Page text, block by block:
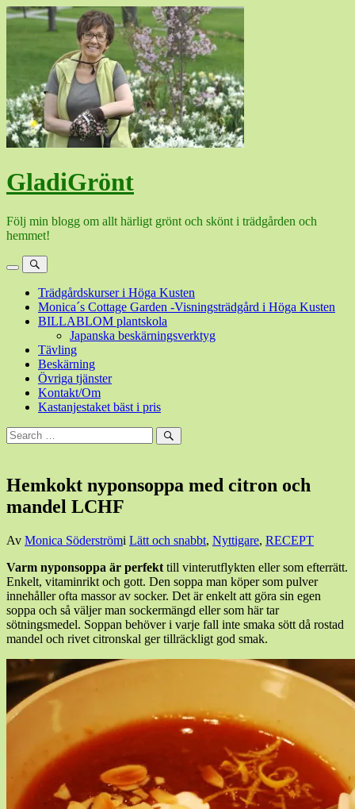
Hoppa
GladiGrönt
Följ min blogg om allt härligt grönt och skönt i trädgården och
hemmet!
MenySök
Trädgårdskurser i Höga Kusten
Monica´s Cottage Garden -Visningsträdgård i Höga Kusten
BILLABLOM plantskola
Japanska beskärningsverktyg
Tävling
Beskärning
Övriga tjänster
Kontakt/Om
Kastanjestaket bäst i pris
Sök
efter:
Sök
Hemkokt nyponsoppa med citron och
mandel LCHF
Den
mars,
201613
mars,
2016
Av Monica Söderströmi Lätt och snabbt, Nyttigare, RECEPT
Varm nyponsoppa är perfekt till vinterutflykten eller som efterrätt.
Enkelt, vitaminrikt och gott. Den soppa man köper som pulver
innehåller ofta massor av socker. Det är enkelt att göra sin egen
soppa och så väljer man sockermängd eller som här tar
sötningsmedel. Soppan behöver i varje fall inte smaka sött då rostad
mandel och rivet citronskal ger tillräckligt god smak.